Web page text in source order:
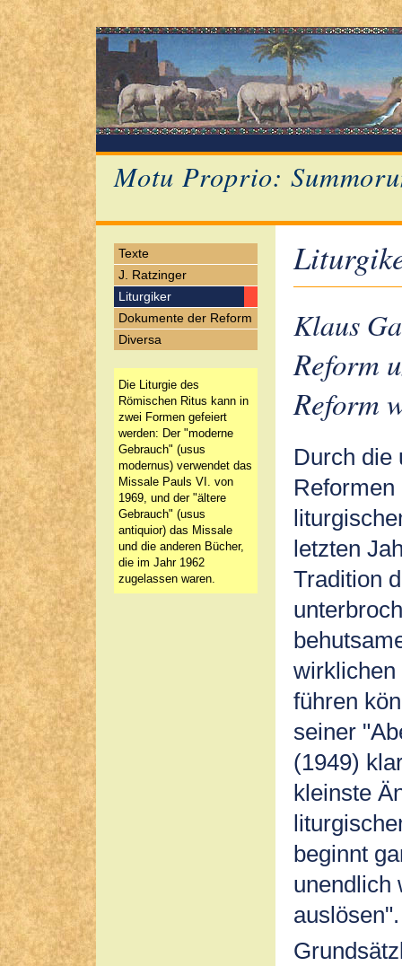
Motu Proprio:
Texte
J. Ratzinger
Liturgiker
Dokumente der Reform
Diversa
Die Liturgie des
Römischen Ritus kann in
zwei Formen gefeiert
werden: Der "moderne
Gebrauch" (usus
modernus) verwendet das
Missale Pauls VI. von
1969, und der "ältere
Gebrauch" (usus
antiquior) das Missale
und die anderen Bücher,
die im Jahr 1962
zugelassen waren.
Klaus
Reform
Reform
Durch die
Reformen
letzten
Tradition
wirklichen
führen
seiner
(1949)
kleinste
beginnt
unendlich
auslösen".